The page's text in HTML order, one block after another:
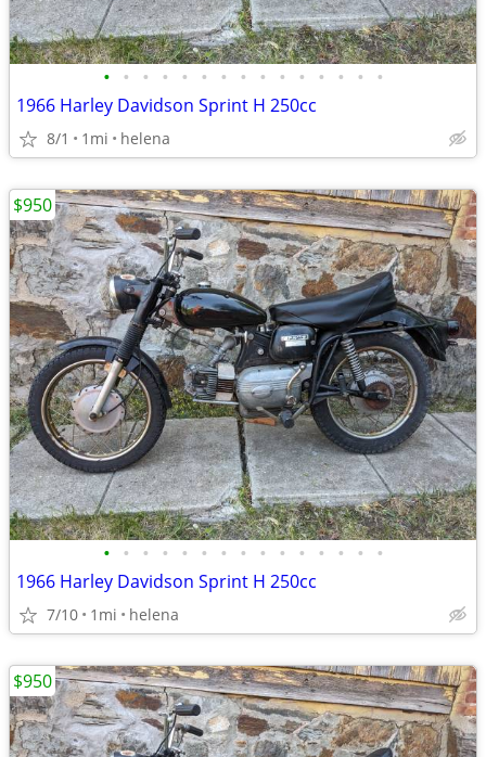
• • • • • • • • • • • • • • •
1966 Harley Davidson Sprint H 250cc
8/1 1mi helena
• • • • • • • • • • • • • • •
1966 Harley Davidson Sprint H 250cc
7/10 1mi helena
$950
$950